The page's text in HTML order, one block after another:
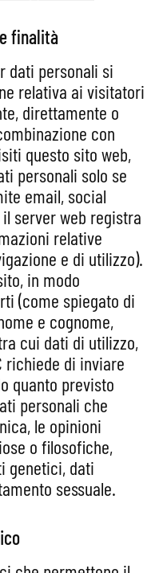
finalità
dati personali si
relativa ai visitatori
direttamente o
con
questo sito web,
personali solo se
email, social
server web registra
relative
e di utilizzo).
in modo
(come spiegato di
e cognome,
cui dati di utilizzo,
richiede di inviare
quanto previsto
personali che
le opinioni
o filosofiche,
genetici, dati
sessuale.